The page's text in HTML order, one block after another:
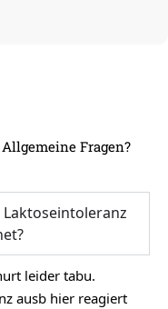
Fragen?
leider tabu.
ausb hier reagiert